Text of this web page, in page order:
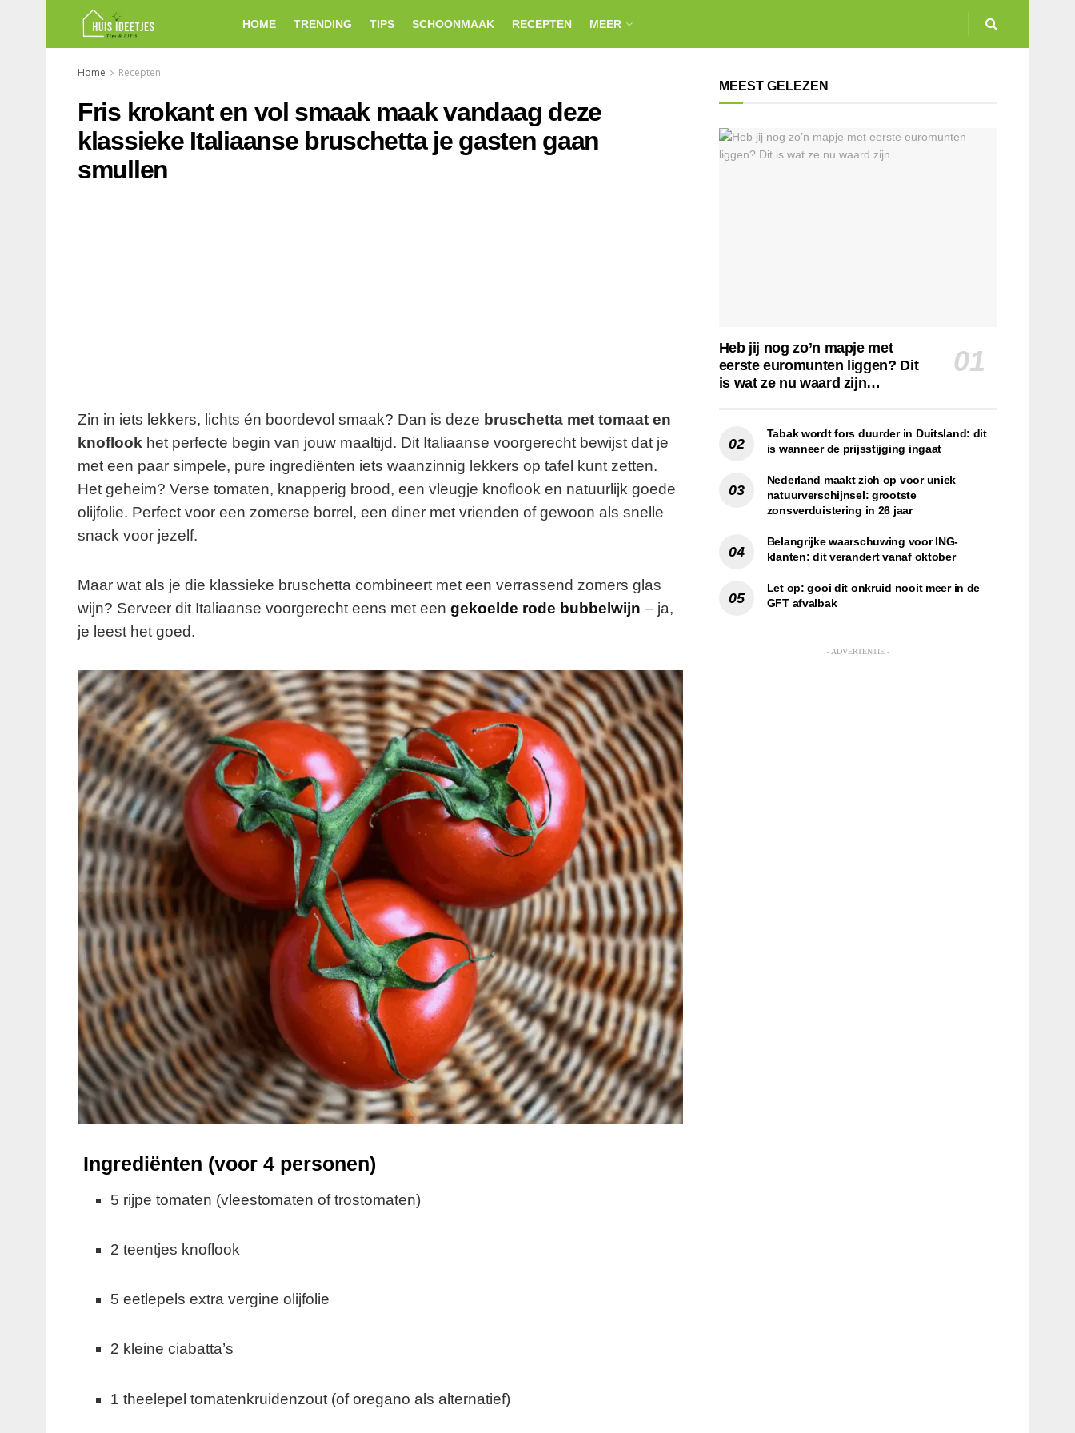
HOME TRENDING TIPS SCHOONMAAK RECEPTEN MEER
Home Recepten
Fris krokant en vol smaak maak vandaag deze
klassieke Italiaanse bruschetta je gasten gaan
smullen
Zin in iets lekkers, lichts én boordevol smaak? Dan is deze bruschetta met tomaat en
knoflook het perfecte begin van jouw maaltijd. Dit Italiaanse voorgerecht bewijst dat je
met een paar simpele, pure ingrediënten iets waanzinnig lekkers op tafel kunt zetten.
Het geheim? Verse tomaten, knapperig brood, een vleugje knoflook en natuurlijk goede
olijfolie. Perfect voor een zomerse borrel, een diner met vrienden of gewoon als snelle
snack voor jezelf.
Maar wat als je die klassieke bruschetta combineert met een verrassend zomers glas
wijn? Serveer dit Italiaanse voorgerecht eens met een gekoelde rode bubbelwijn – ja,
je leest het goed.
Ingrediënten (voor 4 personen)
5 rijpe tomaten (vleestomaten of trostomaten)
2 teentjes knoflook
5 eetlepels extra vergine olijfolie
2 kleine ciabatta’s
1 theelepel tomatenkruidenzout (of oregano als alternatief)
MEEST GELEZEN
Heb jij nog zo’n mapje met
eerste euromunten liggen? Dit
is wat ze nu waard zijn…
Tabak wordt fors duurder in Duitsland: dit
is wanneer de prijsstijging ingaat
Nederland maakt zich op voor uniek
natuurverschijnsel: grootste
zonsverduistering in 26 jaar
Belangrijke waarschuwing voor ING-
klanten: dit verandert vanaf oktober
Let op: gooi dit onkruid nooit meer in de
GFT afvalbak
- ADVERTENTIE -